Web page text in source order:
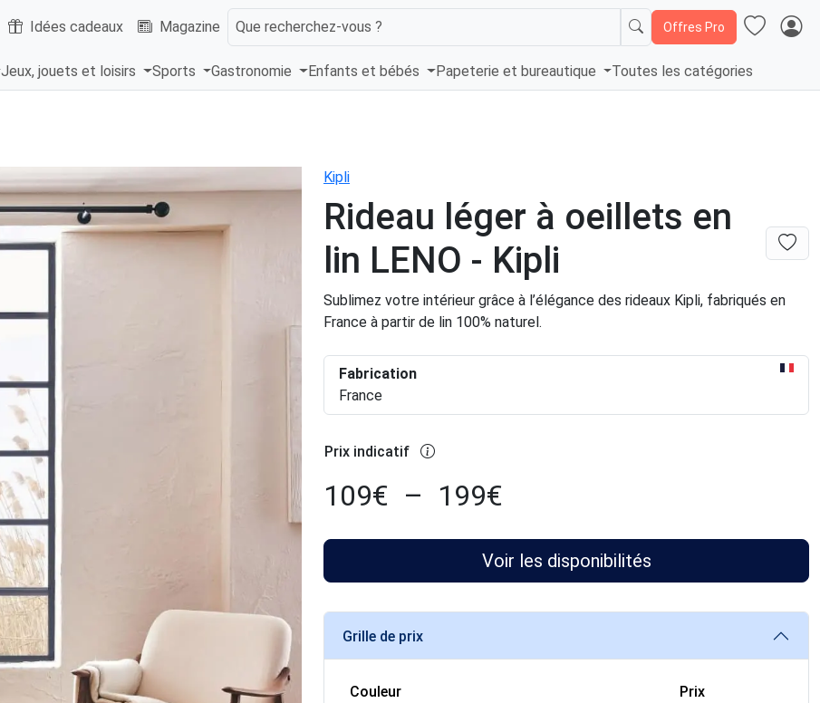
Idées cadeaux Magazine Que recherchez-vous ? Offres Pro
Jeux, jouets et loisirs Sports Gastronomie Enfants et bébés Papeterie et bureautique Toutes les catégories
Kipli
Rideau léger à oeillets en
lin LENO - Kipli
Sublimez votre intérieur grâce à l’élégance des rideaux Kipli, fabriqués en
France à partir de lin 100% naturel.
Fabrication
France
Prix indicatif
109€ – 199€
Voir les disponibilités
Grille de prix
Couleur Prix